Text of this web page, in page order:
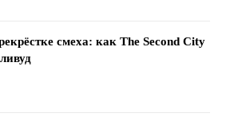
смеха: как The Second City